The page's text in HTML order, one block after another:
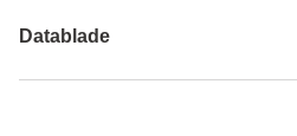
Datablade